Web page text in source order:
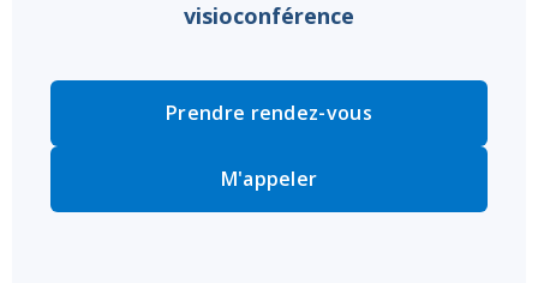
visioconférence
Prendre rendez-vous
M'appeler